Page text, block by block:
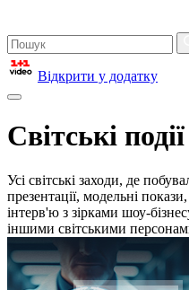
Відкрити у додатку
Світські події
Усі світські заходи, де
презентації, модельні
інтерв'ю з зірками шоу-
іншими світськими